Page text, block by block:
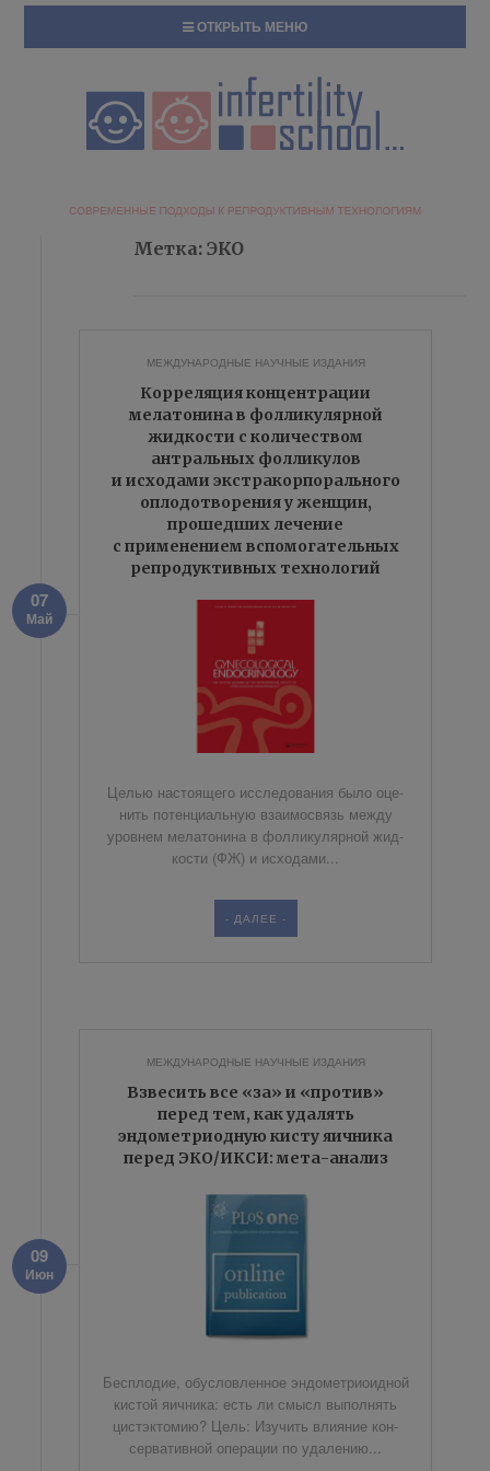
ОТКРЫТЬ МЕНЮ
Метка:ЭКО
МЕЖДУНАРОДНЫЕ НАУЧНЫЕ ИЗДАНИЯ
Корреляция концентрации
мелатонина в фолликулярной
жидкости с количеством
антральных фолликулов
и исходами экстракорпорального
оплодотворения у женщин,
прошедших лечение
с применением вспомогательных
репродуктивных технологий
07
Май
Це­лью на­сто­я­ще­го ис­сле­до­ва­ния бы­ло оце­
нить по­тен­ци­аль­ную вза­и­мо­связь меж­ду
уров­нем ме­ла­то­ни­на в фол­ли­ку­ляр­ной жид­
ко­сти (ФЖ) и ис­хо­да­ми...
- ДАЛЕЕ -
МЕЖДУНАРОДНЫЕ НАУЧНЫЕ ИЗДАНИЯ
Взвесить все «за» и «против»
перед тем, как удалять
эндометриодную кисту яичника
перед ЭКО/ИКСИ: мета-анализ
09
Июн
Бес­пло­дие, обу­слов­лен­ное эн­до­мет­ри­о­ид­ной
ки­стой яич­ни­ка: есть ли смысл вы­пол­нять
ци­ст­эк­томию? Цель: Изу­чить вли­я­ние кон­
сер­ва­тив­ной опе­ра­ции по уда­ле­нию...